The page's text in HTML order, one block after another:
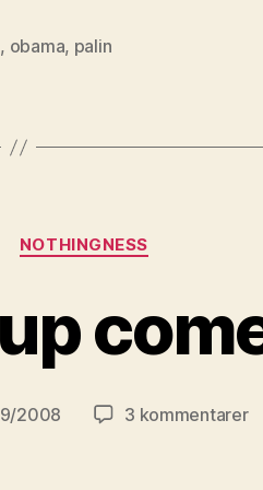
, obama, palin
Kategorier
NOTHINGNESS
2008 3 kommentarertil